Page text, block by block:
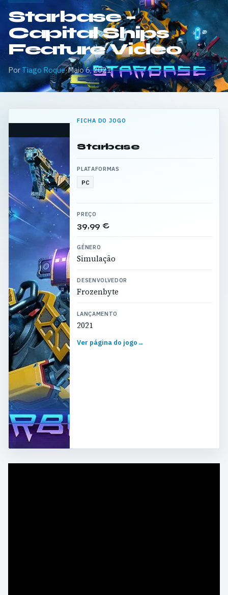
Starbase –
Capital Ships
Feature Video
Por Tiago Roque·Maio 6, 2021
FICHA DO JOGO
Starbase
PLATAFORMAS
PC
PREÇO
39,99 €
GÉNERO
Simulação
DESENVOLVEDOR
Frozenbyte
LANÇAMENTO
2021
Ver página do jogo→